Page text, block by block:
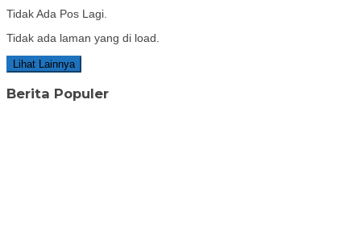
Tidak Ada Pos Lagi.
Tidak ada laman yang di load.
Lihat Lainnya
Berita Populer